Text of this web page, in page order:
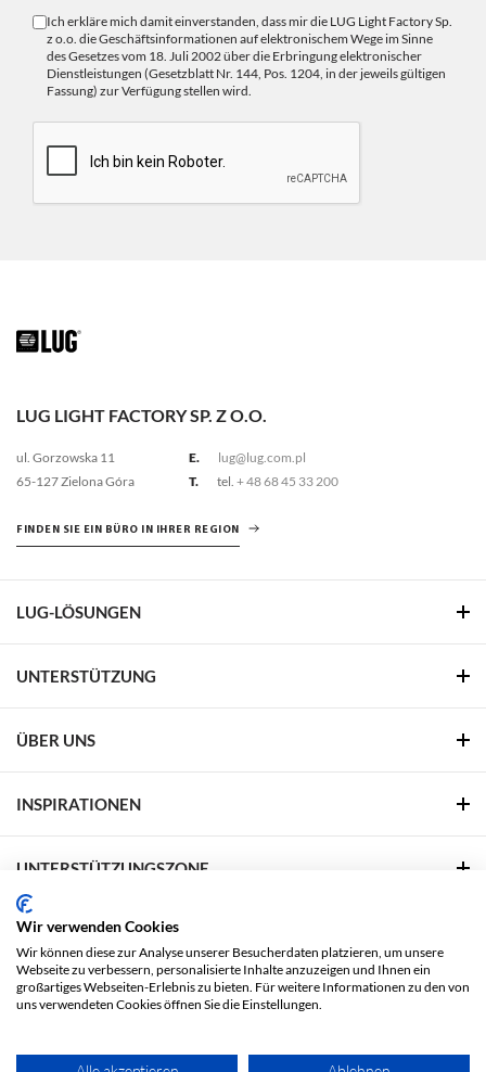
Ich erkläre mich damit einverstanden, dass mir die LUG Light Factory Sp.
z o.o. die Geschäftsinformationen auf elektronischem Wege im Sinne
des Gesetzes vom 18. Juli 2002 über die Erbringung elektronischer
Dienstleistungen (Gesetzblatt Nr. 144, Pos. 1204, in der jeweils gültigen
Fassung) zur Verfügung stellen wird.
LUG LIGHT FACTORY SP. Z O.O.
ul. Gorzowska 11
65-127 Zielona Góra
E.
lug@lug.com.pl
T.
tel. + 48 68 45 33 200
FINDEN SIE EIN BÜRO IN IHRER REGION
LUG-LÖSUNGEN
UNTERSTÜTZUNG
ÜBER UNS
INSPIRATIONEN
UNTERSTÜTZUNGSZONE
FacebookLinkedinYouTubePinterest
Rechtliche Fragen Datenschutzbestimmungen
Wir verwenden Cookies
Wir können diese zur Analyse unserer Besucherdaten platzieren, um unsere
Webseite zu verbessern, personalisierte Inhalte anzuzeigen und Ihnen ein
großartiges Webseiten-Erlebnis zu bieten. Für weitere Informationen zu den von
uns verwendeten Cookies öffnen Sie die Einstellungen.